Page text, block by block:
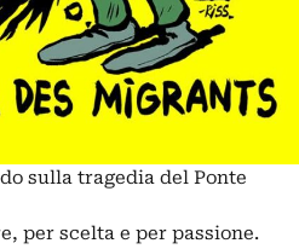
sulla tragedia del Ponte
per scelta e per passione.